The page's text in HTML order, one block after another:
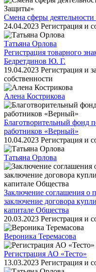
Смена сферы
24.04.2023 Регистрация и
Татьяна Орлова
Регистрация товарного
Бедретдинов Ю. Г.
19.04.2023 Регистрация и
собственности
Алена Кострикова
Благотворительный фонд
работников «Верный»
10.04.2023 Регистрация и
Татьяна Орлова
Заключение соглашения о
заключение договора
капитале Общества
20.03.2023 Регистрация и
Вероника Теремасова
Регистрация АО «Тесто»
13.03.2023 Регистрация и